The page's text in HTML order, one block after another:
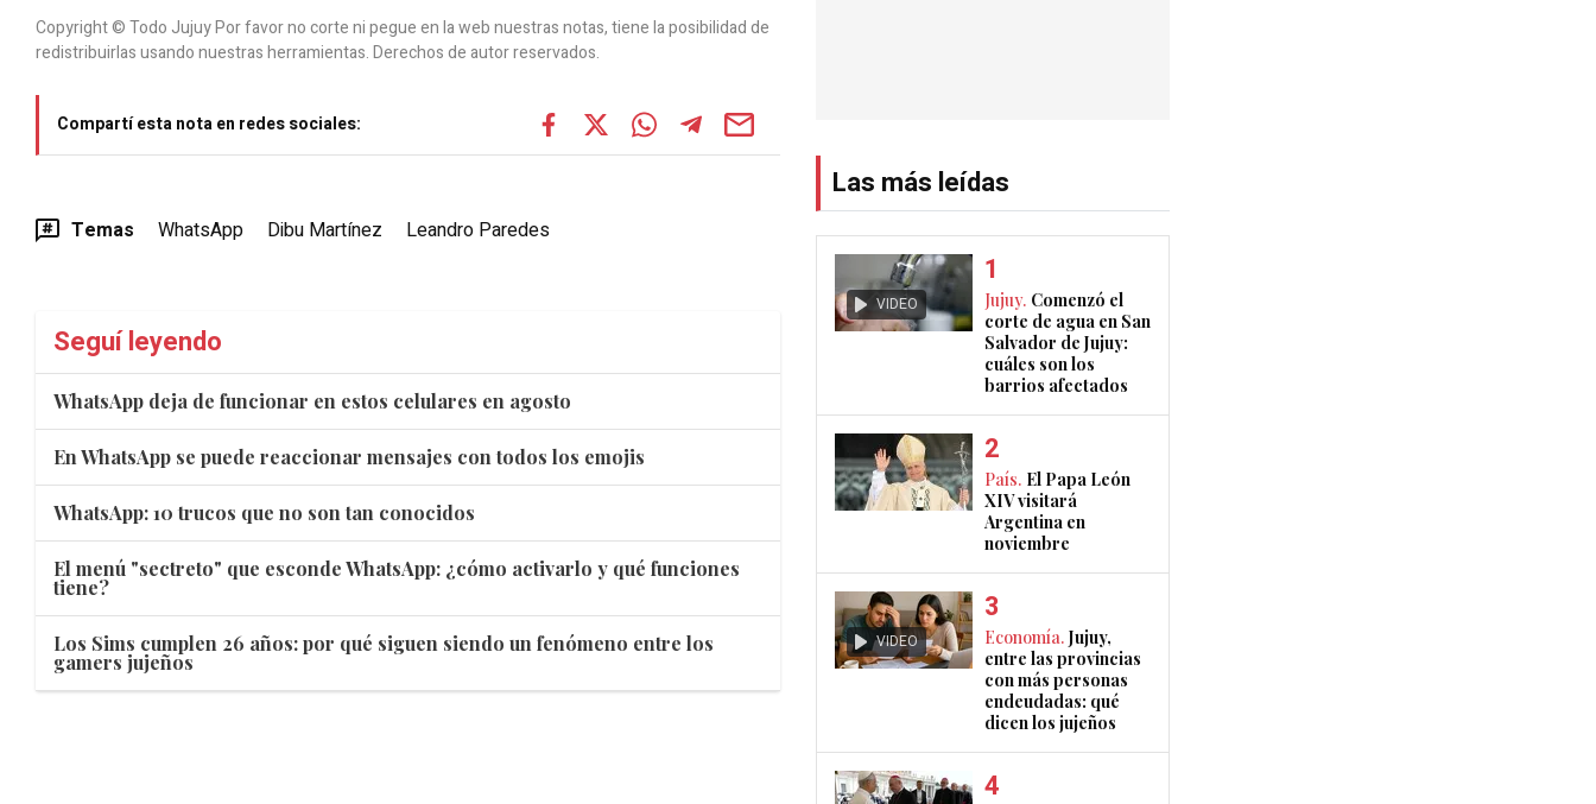
Copyright © Todo Jujuy Por favor no corte ni pegue en la web nuestras notas, tiene la posibilidad de
redistribuirlas usando nuestras herramientas. Derechos de autor reservados.
Compartí esta nota en redes sociales:
Temas WhatsApp Dibu Martínez Leandro Paredes
Seguí leyendo
WhatsApp deja de funcionar en estos celulares en agosto
En WhatsApp se puede reaccionar mensajes con todos los emojis
WhatsApp: 10 trucos que no son tan conocidos
El menú "sectreto" que esconde WhatsApp: ¿cómo activarlo y qué funciones
tiene?
Los Sims cumplen 26 años: por qué siguen siendo un fenómeno entre los
gamers jujeños
Las más leídas
VIDEO Jujuy. Comenzó el
corte de agua en San
Salvador de Jujuy:
cuáles son los
barrios afectados
País. El Papa León
XIV visitará
Argentina en
noviembre
VIDEO Economía. Jujuy,
entre las provincias
con más personas
endeudadas: qué
dicen los jujeños